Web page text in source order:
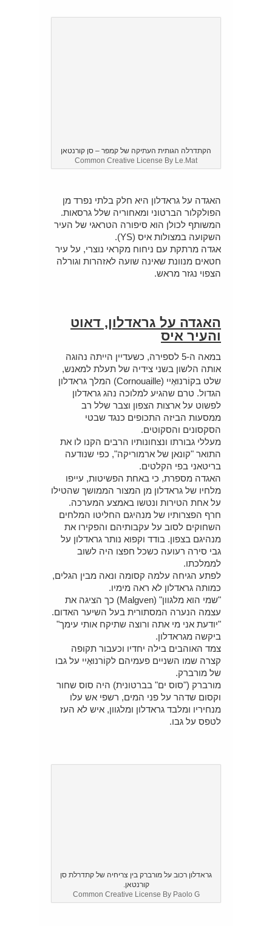
הקתדרלה הגותית העתיקה של קמפר – סן קורנטאן
Common Creative License By Le.Mat
האגדה על גראדלון היא חלק בלתי נפרד מן
הפולקלור הברטוני ומאחוריה שלל גרסאות.
המשותף לכולן הוא סיפורה הטראגי של העיר
השקועה במצולות איס (YS).
אגדה מרתקת עם ניחוח מקראי נוצרי, על עיר
חטאים מנוונת שאינה שועה לאזהרות וגורלה
הצפוי נגזר מראש.
האגדה על גראדלון, דאוט
והעיר איס
במאה ה-5 לספירה, כשעדיין הייתה נהוגה
אותה הלשון בשני צידיה של תעלת למאנש,
שלט בקוֹרנוּאֶיי (Cornouaille) המלך גראדלון
הגדול. טרם שהגיע למלוכה נהג גראדלון
לפשוט על ארצות הצפון וצבר שלל רב
ממסעות הביזה התכופים כנגד שבטי
הסקסונים והסקוטים.
מעללי גבורתו ונצחונותיו הרבים הקנו לו את
התואר "קונאן של ארמוריקה", כפי שנודעה
בריטאני בפי הקלטים.
האגדה מספרת, כי באחת הפשיטות, עייפו
מלחיו של גראדלון מן המצור הממושך שהטילו
על אחת הטירות ונטשו באמצע המערכה.
חרף הפצרותיו של מנהיגם החליטו המלחים
השחוקים לסוב על עקבותיהם והפקירו את
מנהיגם בצפון. בודד וקפוא נותר גראדלון על
גבי סירה רעועה כשכל חפצו היה לשוב
לממלכתו.
לפתע הגיחה עלמה קסומה ונאה מבין הגלים,
כמותה גראדלון לא ראה מימיו.
"שמי הוא מלגוון" (Malgven) כך הציגה את
עצמה הנערה המסתורית בעל השיער האדום.
"יודעת אני מי אתה ורוצה שתיקח אותי עימך"
ביקשה מגראדלון.
צמד האוהבים בילה יחדיו וכעבור תקופה
קצרה שמו השניים פעמיהם לקוֹרנוּאֶיי על גבו
של מורברק.
מורברק ("סוס ים" בברטונית) היה סוס שחור
וקסום שדהר על פני המים, רשפי אש עלו
מנחיריו ומלבד גראדלון ומלגוון, איש לא העז
לטפס על גבו.
גראדלון רכוב על מורברק בין צריחיה של קתדרלת סן
קורנטאן.
Common Creative License By Paolo G